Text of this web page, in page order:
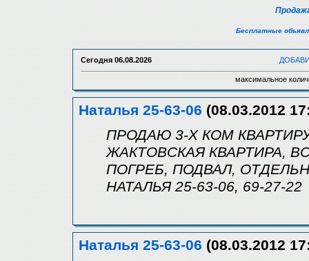
Бесплатные
Сегодня 06.08.2026
максимальное
Наталья 25-63-06 (08.03.2012
ПРОДАЮ 3-Х КОМ
ЖАКТОВСКАЯ КВАРТИРА,
ПОГРЕБ, ПОДВАЛ,
НАТАЛЬЯ 25-63-06, 69-27-22
Наталья 25-63-06 (08.03.2012